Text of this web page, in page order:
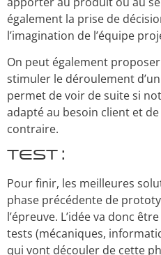
également la prise de
l’imagination de l’équipe
On peut également
stimuler le déroulement
permet de voir de suite si
adapté au besoin client et
contraire.
Test :
Pour finir, les meilleures
phase précédente de
l’épreuve. L’idée va donc
tests (mécaniques,
qui vont découler de cette